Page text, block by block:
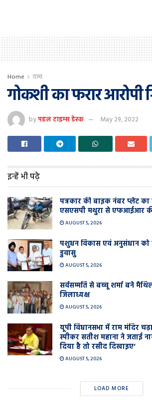
Home राज्य
गोकशी का फरार आरोपी
byपहल टाइम्स डेस्क May 29, 2022
इन्हें भी पढ़े
पत्रकार की बाइक नंबर प्लेट
एसएसपी मथुरा से एफआईआर
AUGUST 5, 2026
पशुधन विकास एवं अनुसंधान को
डुवासु
AUGUST 5, 2026
सर्वसम्मति से बच्चू शर्मा बने
जिलाध्यक्ष
AUGUST 5, 2026
यूपी विधानसभा में राम मंदिर
स्पीकर सतीश महाना ने जताई
दिया है तो रसीद दिखाइए’
AUGUST 5, 2026
LOAD MORE